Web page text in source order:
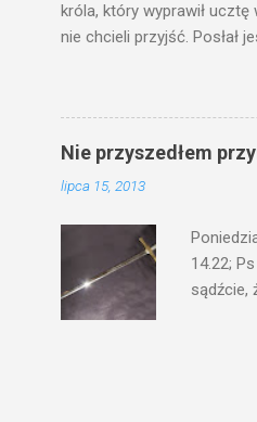
króla, który wyprawił ucztę
nie chcieli przyjść. Posłał
swoje pole, drugi do
gniewem. Posłał swe
wprawdzie jest gotowa,
których spotkacie. Słudzy
biesiadnikami. Wszedł król,
Nie przyszedłem
lipca 15, 2013
14.22;
sądźcie,